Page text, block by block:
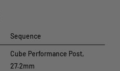
Sequence
Cube Performance Post,
27.2mm